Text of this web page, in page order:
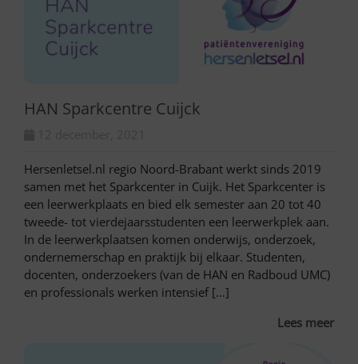
HAN Sparkcentre Cuijck
Hersenletsel.nl regio Noord-Brabant werkt sinds 2019
samen met het Sparkcenter in Cuijk. Het Sparkcenter is
een leerwerkplaats en bied elk semester aan 20 tot 40
tweede- tot vierdejaarsstudenten een leerwerkplek aan.
In de leerwerkplaatsen komen onderwijs, onderzoek,
ondernemerschap en praktijk bij elkaar. Studenten,
docenten, onderzoekers (van de HAN en Radboud UMC)
en professionals werken intensief […]
Lees meer